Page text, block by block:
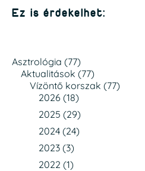
Ez is érdekelhet:
Asztrológia (77)
Aktualitások (77)
Vízöntő korszak (77)
2026 (18)
2025 (29)
2024 (24)
2023 (3)
2022 (1)